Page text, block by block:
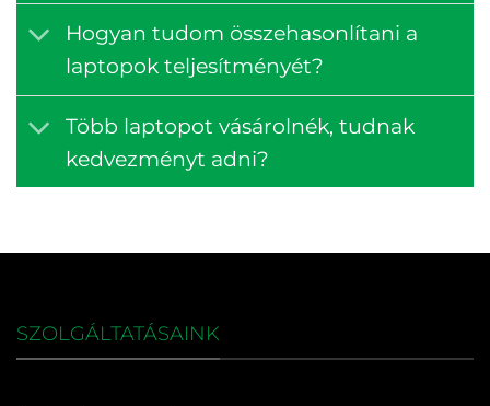
Hogyan tudom összehasonlítani a
laptopok teljesítményét?
Több laptopot vásárolnék, tudnak
kedvezményt adni?
SZOLGÁLTATÁSAINK